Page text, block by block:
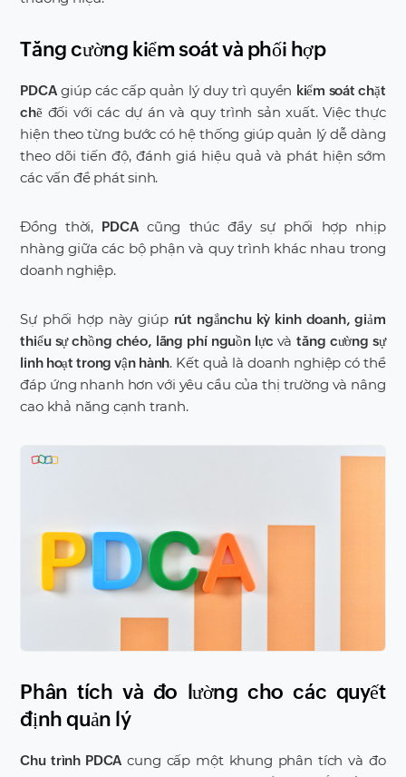
Tăng cường kiểm soát và phối hợp
PDCAgiúp các cấp quản lý duy trì quyền kiểm soát chặt
chẽ đối với các dự án và quy trình sản xuất. Việc thực
hiện theo từng bước có hệ thống giúp quản lý dễ dàng
theo dõi tiến độ, đánh giá hiệu quả và phát hiện sớm
các vấn đề phát sinh.
Đồng thời, PDCAcũng thúc đẩy sự phối hợp nhịp
nhàng giữa các bộ phận và quy trình khác nhau trong
doanh nghiệp.
Sự phối hợp này giúp rút ngắnchu kỳ kinh doanh, giảm
thiểu sự chồng chéo, lãng phí nguồn lực vàtăng cường sự
linh hoạt trong vận hành. Kết quả là doanh nghiệp có thể
đáp ứng nhanh hơn với yêu cầu của thị trường và nâng
cao khả năng cạnh tranh.
Phân tích và đo lường cho các quyết
định quản lý
Chu trình PDCA cung cấp một khung phân tích và đo